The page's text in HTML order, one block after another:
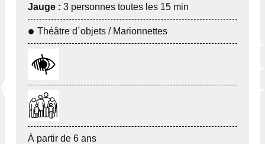
Jauge : 3 personnes toutes les 15 min
Théâtre d´objets / Marionnettes
À partir de 6 ans